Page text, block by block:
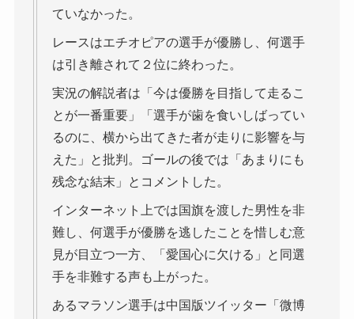
ていなかった。
レースはエチオピアの選手が優勝し、何選手
は引き離されて２位に終わった。
実況の解説者は「今は優勝を目指して走るこ
とが一番重要」「選手が歯を食いしばってい
るのに、横から出てきた者が走りに影響を与
えた」と批判。ゴールの後では「あまりにも
残念な結末」とコメントした。
インターネット上では国旗を渡した男性を非
難し、何選手が優勝を逃したことを惜しむ意
見が目立つ一方、「愛国心に欠ける」と同選
手を非難する声も上がった。
あるマラソン選手は中国版ツイッター「微博